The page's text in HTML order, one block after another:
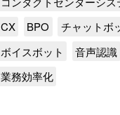
CX
BPO
チャットボ
ボイスボット
音声認識
業務効率化